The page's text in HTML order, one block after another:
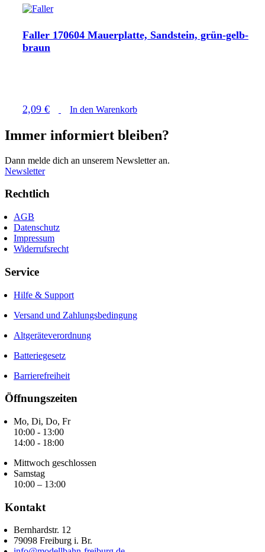
Faller 170604 Mauerplatte, Sandstein, grün-gelb-
braun
2,09 € In den Warenkorb
Immer informiert bleiben?
Dann melde dich an unserem Newsletter an.
Newsletter
Rechtlich
AGB
Datenschutz
Impressum
Widerrufsrecht
Service
Hilfe & Support
Versand und Zahlungsbedingung
Altgeräteverordnung
Batteriegesetz
Barrierefreiheit
Öffnungszeiten
Mo, Di, Do, Fr
10:00 - 13:00
14:00 - 18:00
Mittwoch geschlossen
Samstag
10:00 – 13:00
Kontakt
Bernhardstr. 12
79098 Freiburg i. Br.